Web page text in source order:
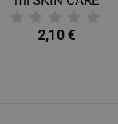
2,10 €